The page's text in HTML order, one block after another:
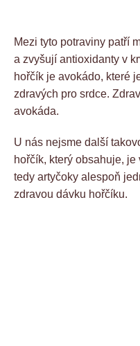
Mezi tyto potraviny patří
a zvyšují antioxidanty v
hořčík je avokádo, které
zdravých pro srdce.
avokáda.
U nás nejsme další
hořčík, který obsahuje,
tedy artyčoky alespoň
zdravou dávku hořčíku.